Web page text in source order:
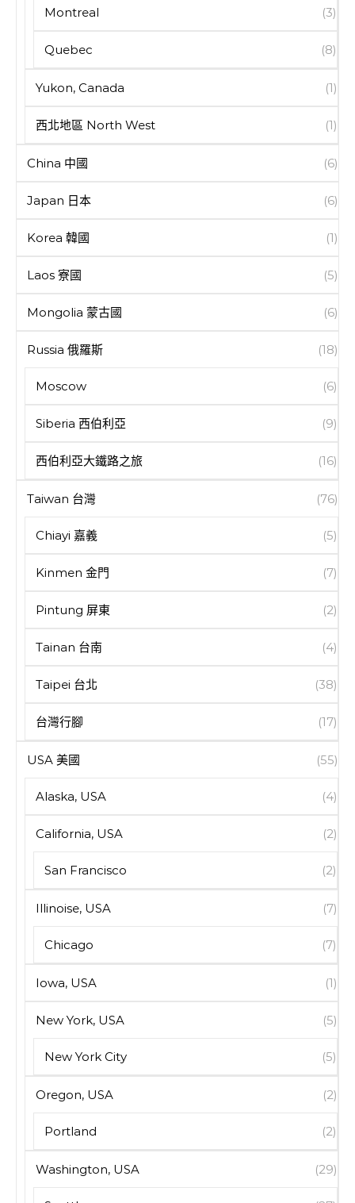
Montreal (3)
Quebec (8)
Yukon, Canada (1)
西北地區 North West (1)
China 中國 (6)
Japan 日本 (6)
Korea 韓國 (1)
Laos 寮國 (5)
Mongolia 蒙古國 (6)
Russia 俄羅斯 (18)
Moscow (6)
Siberia 西伯利亞 (9)
西伯利亞大鐵路之旅 (16)
Taiwan 台灣 (76)
Chiayi 嘉義 (5)
Kinmen 金門 (7)
Pintung 屏東 (2)
Tainan 台南 (4)
Taipei 台北 (38)
台灣行腳 (17)
USA 美國 (55)
Alaska, USA (4)
California, USA (2)
San Francisco (2)
Illinoise, USA (7)
Chicago (7)
Iowa, USA (1)
New York, USA (5)
New York City (5)
Oregon, USA (2)
Portland (2)
Washington, USA (29)